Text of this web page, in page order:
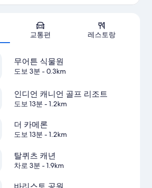
지도
교통편 레스토랑
무어튼 식물원
도보 3분 - 0.3km
인디언 캐니언 골프 리조트
도보 13분 - 1.2km
더 카메론
도보 13분 - 1.2km
탈퀴츠 캐년
차로 3분 - 1.9km